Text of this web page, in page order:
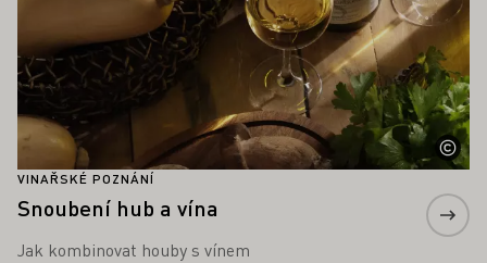
VINAŘSKÉ POZNÁNÍ
Snoubení hub a vína
Jak kombinovat houby s vínem